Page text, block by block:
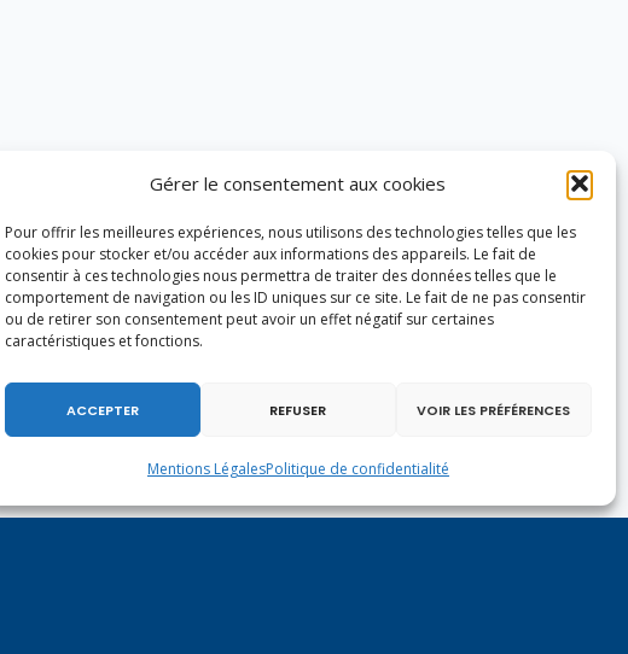
Gérer le consentement aux cookies
Pour offrir les meilleures expériences, nous utilisons des technologies telles que les
cookies pour stocker et/ou accéder aux informations des appareils. Le fait de
consentir à ces technologies nous permettra de traiter des données telles que le
comportement de navigation ou les ID uniques sur ce site. Le fait de ne pas consentir
ou de retirer son consentement peut avoir un effet négatif sur certaines
caractéristiques et fonctions.
ACCEPTER REFUSER VOIR LES PRÉFÉRENCES
Mentions LégalesPolitique de confidentialité